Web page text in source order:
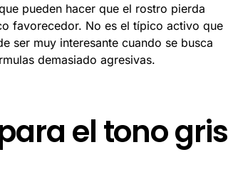
pueden hacer que el rostro pierda
favorecedor. No es el típico activo que
ser muy interesante cuando se busca
demasiado agresivas.
el tono gris